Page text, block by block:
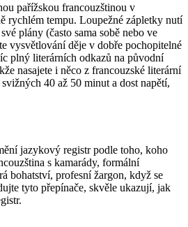
pařížskou francouzštinou v
rychlém tempu. Loupežné zápletky nutí
plány (často sama sobě nebo ve
vysvětlování děje v dobře pochopitelné
plný literárních odkazů na původní
nasajete i něco z francouzské literární
40 až 50 minut a dost napětí,
jazykový registr podle toho, koho
s kamarády, formální
bohatství, profesní žargon, když se
tyto přepínače, skvěle ukazují, jak